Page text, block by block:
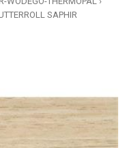
SAPHIR